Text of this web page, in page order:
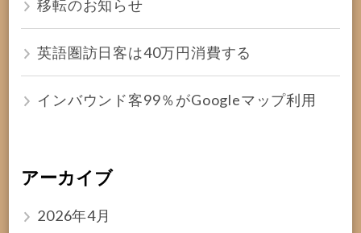
移転のお知らせ
英語圏訪日客は40万円消費する
インバウンド客99％がGoogleマップ利用
アーカイブ
2026年4月